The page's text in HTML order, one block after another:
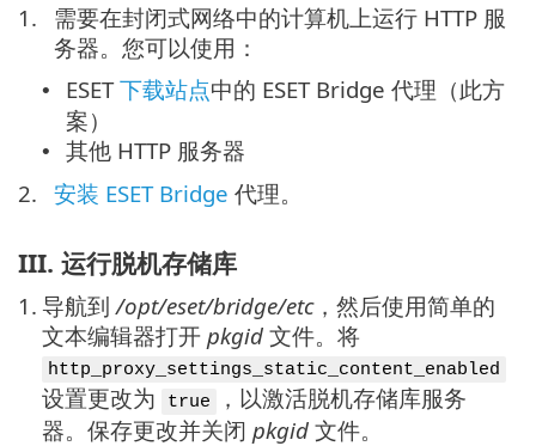
1.
需要在封闭式网络中的计算机上运行 HTTP 服
务器。您可以使用：
• ESET下载站点中的 ESET Bridge 代理（此方
案）
•
其他 HTTP 服务器
2. 安装 ESET Bridge 代理。
III. 运行脱机存储库
1. 导航到 /opt/eset/bridge/etc，然后使用简单的
文本编辑器打开 pkgid 文件。将
http_proxy_settings_static_content_enabled
设置更改为 true
，以激活脱机存储库服务
器。保存更改并关闭 pkgid 文件。